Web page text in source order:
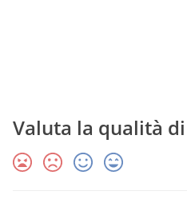
Valuta la qualità